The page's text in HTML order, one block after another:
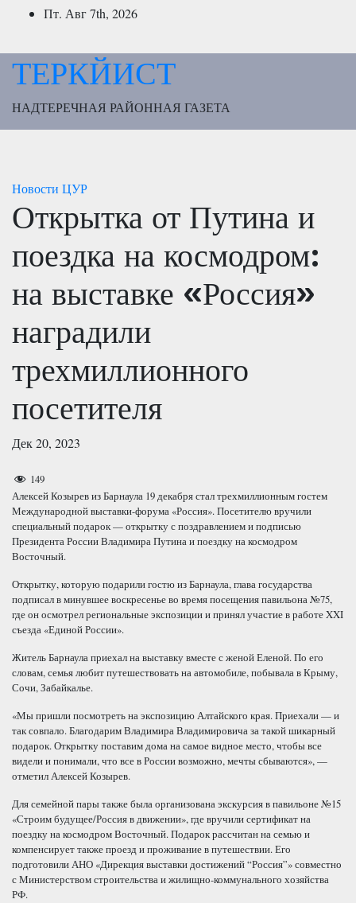
ПерейтиПт. Авг 7th, 2026
ТЕРКЙИСТ
НАДТЕРЕЧНАЯ РАЙОННАЯ ГАЗЕТА
Новости ЦУР
Открытка от Путина и
поездка на космодром:
на выставке «Россия»
наградили
трехмиллионного
посетителя
Дек 20, 2023
149
Алексей Козырев из Барнаула 19 декабря стал трехмиллионным гостем
Международной выставки-форума «Россия». Посетителю вручили
специальный подарок — открытку с поздравлением и подписью
Президента России Владимира Путина и поездку на космодром
Восточный.
Открытку, которую подарили гостю из Барнаула, глава государства
подписал в минувшее воскресенье во время посещения павильона №75,
где он осмотрел региональные экспозиции и принял участие в работе XXI
съезда «Единой России».
Житель Барнаула приехал на выставку вместе с женой Еленой. По его
словам, семья любит путешествовать на автомобиле, побывала в Крыму,
Сочи, Забайкалье.
«Мы пришли посмотреть на экспозицию Алтайского края. Приехали — и
так совпало. Благодарим Владимира Владимировича за такой шикарный
подарок. Открытку поставим дома на самое видное место, чтобы все
видели и понимали, что все в России возможно, мечты сбываются», —
отметил Алексей Козырев.
Для семейной пары также была организована экскурсия в павильоне №15
«Строим будущее/Россия в движении», где вручили сертификат на
поездку на космодром Восточный. Подарок рассчитан на семью и
компенсирует также проезд и проживание в путешествии. Его
подготовили АНО «Дирекция выставки достижений “Россия”» совместно
с Министерством строительства и жилищно-коммунального хозяйства
РФ.